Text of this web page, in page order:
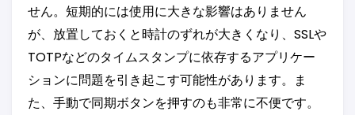
せん。短期的には使用に大きな影響はありません
が、放置しておくと時計のずれが大きくなり、SSLや
TOTPなどのタイムスタンプに依存するアプリケー
ションに問題を引き起こす可能性があります。ま
た、手動で同期ボタンを押すのも非常に不便です。